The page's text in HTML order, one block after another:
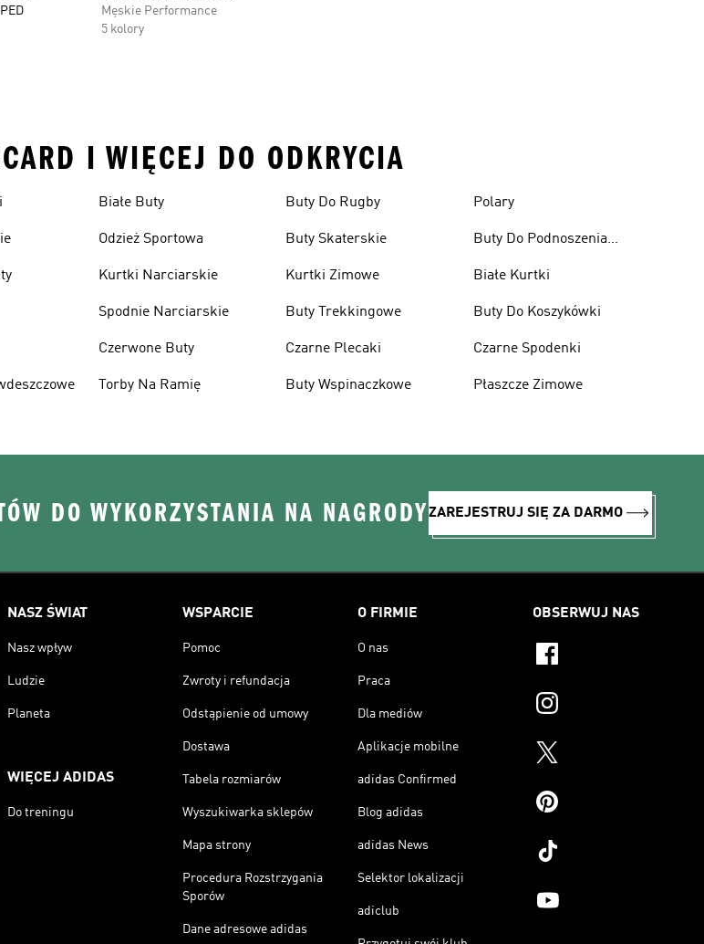
Męskie Performance
5 kolory
I WIĘCEJ DO ODKRYCIA
Białe Buty
Odzież Sportowa
Kurtki Narciarskie
Spodnie Narciarskie
Czerwone Buty
Torby Na Ramię
Buty Do Rugby
Buty Skaterskie
Kurtki Zimowe
Buty Trekkingowe
Czarne Plecaki
Buty Wspinaczkowe
Polary
Buty Do Podnoszenia
Białe Kurtki
Buty Do Koszykówki
Czarne Spodenki
Płaszcze Zimowe
DO WYKORZYSTANIA NA NAGRODYZAREJESTRUJ SIĘ ZA DARMO
NASZ ŚWIAT
Nasz wpływ
Ludzie
Planeta
WIĘCEJ ADIDAS
Do treningu
WSPARCIE
Pomoc
Zwroty i refundacja
Odstąpienie od umowy
Dostawa
Tabela rozmiarów
Wyszukiwarka sklepów
Mapa strony
Procedura Rozstrzygania
Sporów
Dane adresowe adidas
O FIRMIE
O nas
Praca
Dla mediów
Aplikacje mobilne
adidas Confirmed
Blog adidas
adidas News
Selektor lokalizacji
adiclub
OBSERWUJ NAS